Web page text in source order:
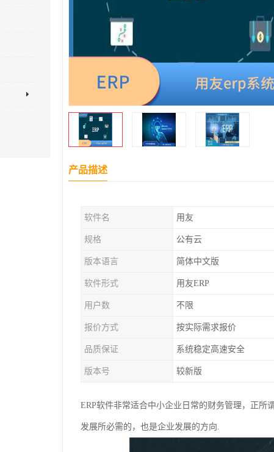
产品描述
软件名 用友
规格 公有云
版本语言 简体中文版
软件形式 用友ERP
用户数 不限
报价方式 按实际需求报价
品质保证 系统稳定高速安全
版本号 较新版
ERP软件非常适合中小企业日常的财务管理，正
发展所必需的，也是企业发展的方向.